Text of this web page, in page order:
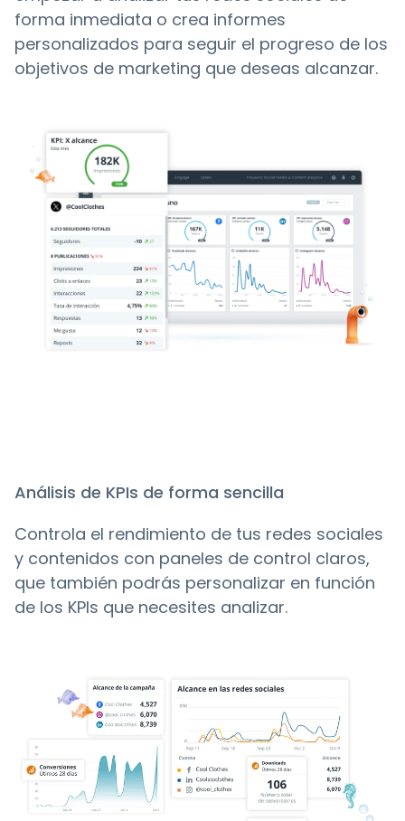
forma inmediata o crea informes
personalizados para seguir el progreso de los
objetivos de marketing que deseas alcanzar.
Análisis de KPIs de forma sencilla
Controla el rendimiento de tus redes sociales
y contenidos con paneles de control claros,
que también podrás personalizar en función
de los KPIs que necesites analizar.